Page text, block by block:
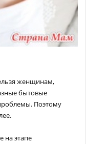
женщинам,
бытовые
Поэтому
этапе